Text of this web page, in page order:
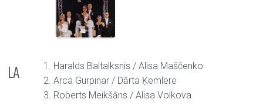
LA
1. Haralds Baltalksnis / Alisa Maščenko
2. Arca Gurpinar / Dārta Ķemlere
3. Roberts Meikšāns / Alisa Volkova